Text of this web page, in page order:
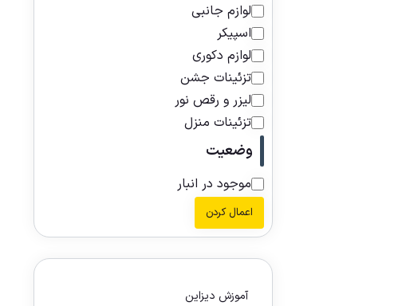
لوازم جانبی
اسپیکر
لوازم دکوری
تزئینات جشن
لیزر و رقص نور
تزئینات منزل
وضعیت
موجود در انبار
اعمال کردن
آموزش دیزاین